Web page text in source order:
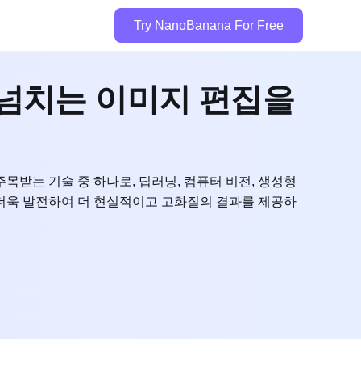
Try NanoBanana For Free
치는 이미지 편집을
받는 기술 중 하나로, 딥러닝, 컴퓨터 비전, 생성형
발전하여 더 현실적이고 고화질의 결과를 제공하